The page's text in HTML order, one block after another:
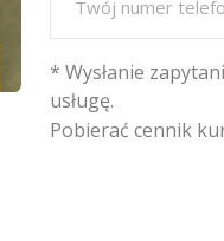
* Wysłanie
usługę.
Pobierać cennik